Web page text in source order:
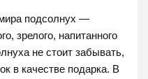
подсолнух —
зрелого, напитанного
не стоит забывать,
в качестве подарка. В